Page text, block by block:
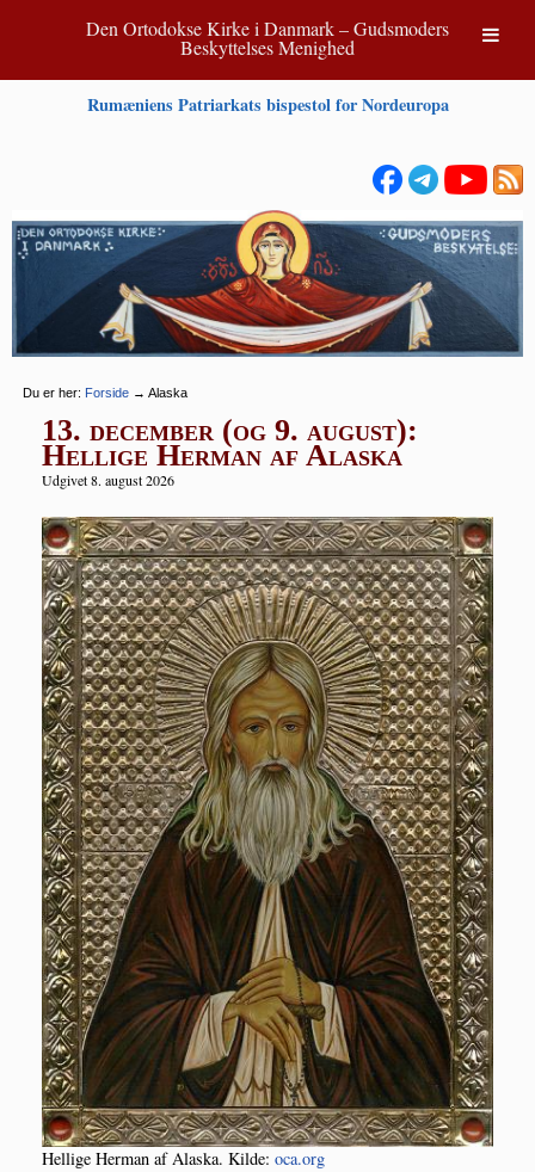
Den Ortodokse Kirke i Danmark – Gudsmoders
Beskyttelses Menighed
Rumæniens Patriarkats bispestol for Nordeuropa
Du er her: Forside → Alaska
13. december (og 9. august):
Hellige Herman af Alaska
Udgivet 8. august 2026
Hel­li­ge Her­man af Ala­ska. Kil­de: oca.org